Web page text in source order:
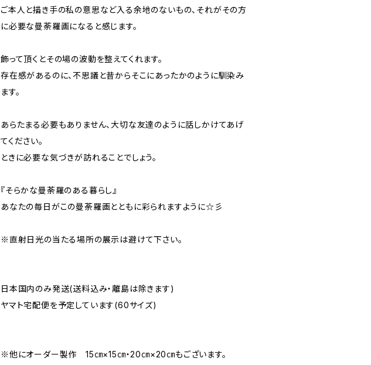
ご本人と描き手の私の意思など入る余地のないもの、それがその方
に必要な曼荼羅画になると感じます。
飾って頂くとその場の波動を整えてくれます。
存在感があるのに、不思議と昔からそこにあったかのように馴染み
ます。
あらたまる必要もありません、大切な友達のように話しかけてあげ
てください。
ときに必要な気づきが訪れることでしょう。
『そらかな曼荼羅のある暮らし』
あなたの毎日がこの曼荼羅画とともに彩られますように☆彡
※直射日光の当たる場所の展示は避けて下さい。
日本国内のみ発送(送料込み・離島は除きます)
ヤマト宅配便を予定しています(60サイズ)
※他にオーダー製作 15㎝×15㎝・20㎝×20㎝もございます。